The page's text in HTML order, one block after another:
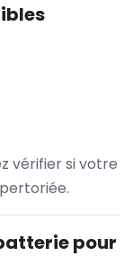
vérifier si votre
pour